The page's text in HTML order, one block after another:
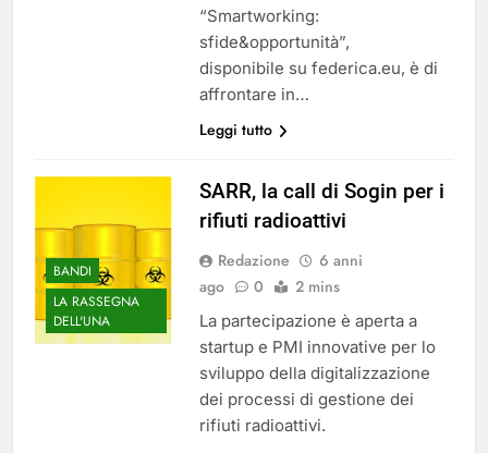
“Smartworking:
sfide&opportunità”,
disponibile su federica.eu, è di
affrontare in…
Leggi tutto
BANDI
LA RASSEGNA
DELL'UNA
SARR, la call di Sogin per i
rifiuti radioattivi
Redazione
6 anni
ago
0 2 mins
La partecipazione è aperta a
startup e PMI innovative per lo
sviluppo della digitalizzazione
dei processi di gestione dei
rifiuti radioattivi.